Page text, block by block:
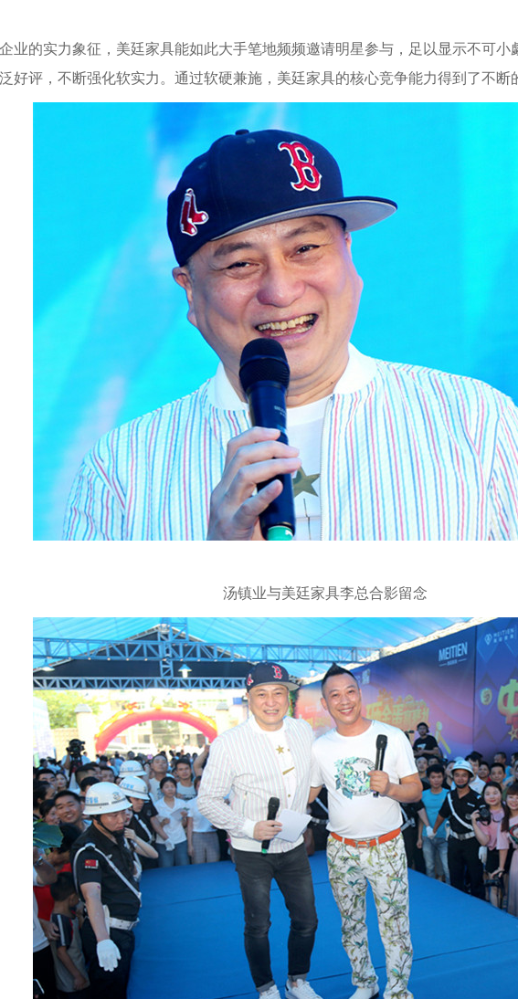
的实力象征，美廷家具能如此大手笔地频频邀请明星参与，足以显示不可
好评，不断强化软实力。通过软硬兼施，美廷家具的核心竞争能力得到了不断
汤镇业与美廷家具李总合影留念